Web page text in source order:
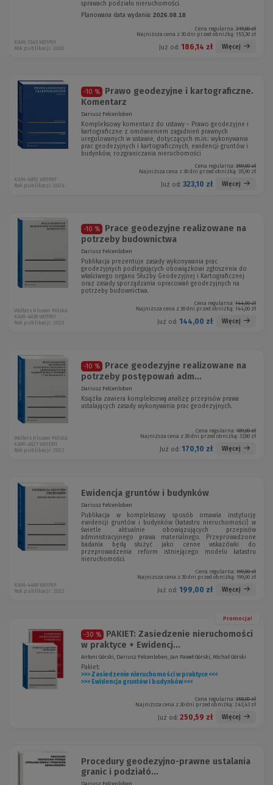
sprawach podziału nieruchomości.
Planowana data wydania: 2026.08.18
Cena regularna: 219,00 zł
Najniższa cena z 30 dni przed obniżką: 153,30 zł
Już od: 186,14 zł Więcej
KAM-7343 W01P01
Rok publikacji: 2026
-10 %
Prawo geodezyjne i kartograficzne.
Komentarz
Dariusz Felcenloben
Kompleksowy komentarz do ustawy – Prawo geodezyjne i
kartograficzne z omówieniem zagadnień prawnych
uregulowanych w ustawie, dotyczących m.in.: wykonywania
prac geodezyjnych i kartograficznych, ewidencji gruntów i
budynków, rozgraniczania nieruchomości
Cena regularna: 359,00 zł
Najniższa cena z 30 dni przed obniżką: 35,90 zł
Już od: 323,10 zł Więcej
KAM-4892 W01P01
Rok publikacji: 2024
-10 %
Prace geodezyjne realizowane na
potrzeby budownictwa
Dariusz Felcenloben
Publikacja prezentuje zasady wykonywania prac
geodezyjnych podlegających obowiązkowi zgłoszenia do
właściwego organu Służby Geodezyjnej i Kartograficznej
oraz zasady sporządzania opracowań geodezyjnych na
potrzeby budownictwa.
Cena regularna: 144,00 zł
Najniższa cena z 30 dni przed obniżką: 144,00 zł
Już od: 144,00 zł Więcej
Wolters Kluwer Polska
KAM-4639 W01P01
Rok publikacji: 2023
-10 %
Prace geodezyjne realizowane na
potrzeby postępowań adm...
Dariusz Felcenloben
Książka zawiera kompleksową analizę przepisów prawa
ustalających zasady wykonywania prac geodezyjnych.
Cena regularna: 189,00 zł
Najniższa cena z 30 dni przed obniżką: 37,80 zł
Już od: 170,10 zł Więcej
Wolters Kluwer Polska
KAM-4821 W01D01
Rok publikacji: 2023
Ewidencja gruntów i budynków
Dariusz Felcenloben
Publikacja w kompleksowy sposób omawia instytucję
ewidencji gruntów i budynków (katastru nieruchomości) w
świetle aktualnie obowiązujących przepisów
administracyjnego prawa materialnego. Przeprowadzone
badania będą służyć jako cenne wskazówki do
przeprowadzenia reform istniejącego modelu katastru
nieruchomości.
Cena regularna: 199,00 zł
Najniższa cena z 30 dni przed obniżką: 199,00 zł
Już od: 199,00 zł Więcej
KAM-4469 W01P01
Rok publikacji: 2022
Promocja!
-30 %
PAKIET: Zasiedzenie nieruchomości
w praktyce + Ewidencj...
Antoni Górski, Dariusz Felcenloben, Jan Paweł Górski, Michał Górski
Pakiet:
>>> Zasiedzenie nieruchomości w praktyce <<<
>>> Ewidencja gruntów i budynków <<<
Cena regularna: 358,00 zł
Najniższa cena z 30 dni przed obniżką: 243,43 zł
Już od: 250,59 zł Więcej
Procedury geodezyjno-prawne ustalania
granic i podziałó...
Dariusz Felcenloben